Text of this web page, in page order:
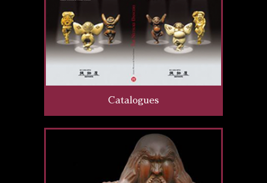
Catalogues